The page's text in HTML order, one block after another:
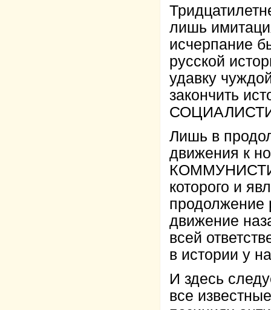
лишь
исчерпание
русской
удавку
закончить
Лишь в
движения к
которого и
продолжение
движение
всей
в истории у
И здесь
все